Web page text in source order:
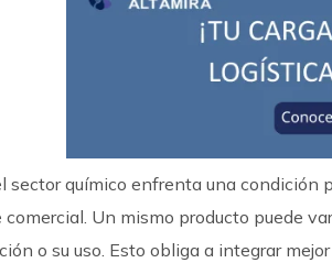
sector químico enfrenta una condición
comercial. Un mismo producto puede
o su uso. Esto obliga a integrar